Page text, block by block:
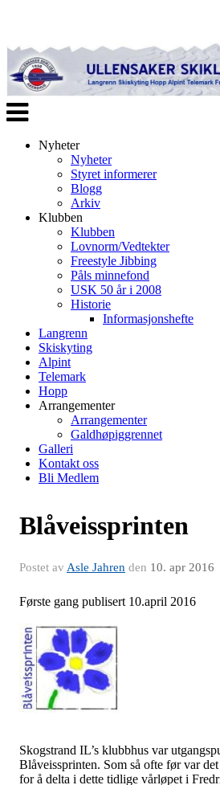
Veksle
navigasjon
Nyheter
Nyheter
Styret informerer
Blogg
Arkiv
Klubben
Klubben
Lovnorm/Vedtekter
Freestyle Jibbing
Påls minnefond
USK 50 år i 2008
Historie
Informasjonshefte
Langrenn
Skiskyting
Alpint
Telemark
Hopp
Arrangementer
Arrangementer
Galdhøpiggrennet
Galleri
Kontakt oss
Bli Medlem
Blåveissprinten
Postet av Asle Jahren den 10. apr 2016
Første gang publisert 10.april 2016
Skogstrand IL’s klubbhus var
Blåveissprinten. Som så ofte før var
for å delta i dette tidlige vårløpet i